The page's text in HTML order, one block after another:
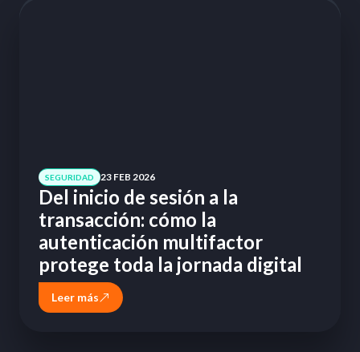
SEGURIDAD 23 FEB 2026
Del inicio de sesión a la
transacción: cómo la
autenticación multifactor
protege toda la jornada digital
Leer más